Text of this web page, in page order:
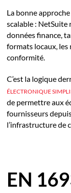
La bonne
scalable : NetSuite
données finance,
formats locaux, les
conformité.
C’est la logique
ÉLECTRONIQUE
de permettre aux
fournisseurs
l’infrastructure de
EN